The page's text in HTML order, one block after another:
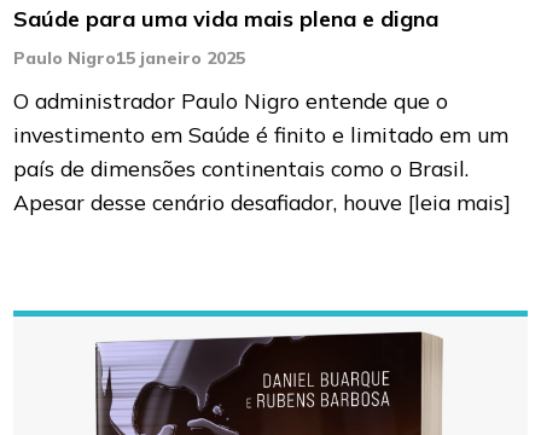
Saúde para uma vida mais plena e digna
Paulo Nigro15 janeiro 2025
O administrador Paulo Nigro entende que o
investimento em Saúde é finito e limitado em um
país de dimensões continentais como o Brasil.
Apesar desse cenário desafiador, houve [leia mais]